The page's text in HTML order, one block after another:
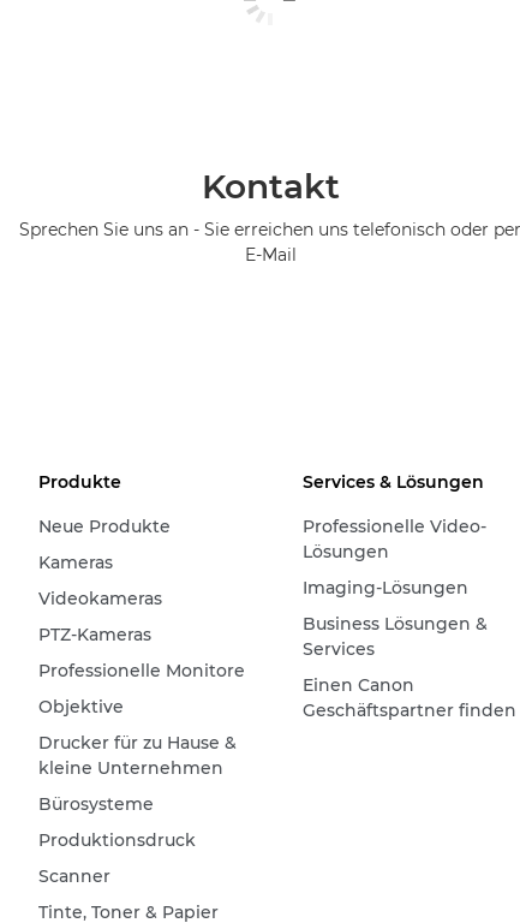
Kontakt
Sprechen Sie uns an - Sie erreichen uns telefonisch oder per
E-Mail
Produkte
Neue Produkte
Kameras
Videokameras
PTZ-Kameras
Professionelle Monitore
Objektive
Drucker für zu Hause &
kleine Unternehmen
Bürosysteme
Produktionsdruck
Scanner
Tinte, Toner & Papier
Services & Lösungen
Professionelle Video-
Lösungen
Imaging-Lösungen
Business Lösungen &
Services
Einen Canon
Geschäftspartner finden